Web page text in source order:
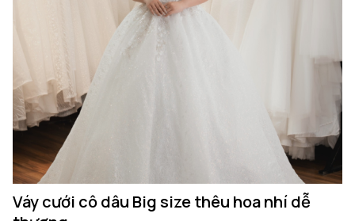
Váy cưới cô dâu Big size thêu hoa nhí dễ